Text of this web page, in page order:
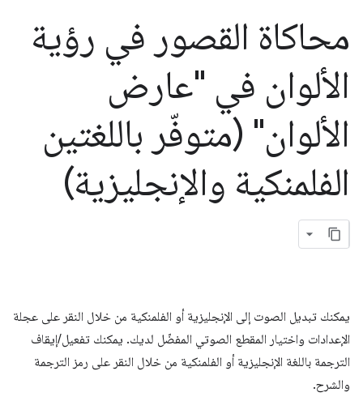
محاكاة القصور في رؤية
الألوان في "عارض
الألوان" (متوفّر باللغتين
الفلمنكية والإنجليزية)
يمكنك تبديل الصوت إلى الإنجليزية أو الفلمنكية من خلال النقر على عجلة
الإعدادات واختيار المقطع الصوتي المفضّل لديك. يمكنك تفعيل/إيقاف
الترجمة باللغة الإنجليزية أو الفلمنكية من خلال النقر على رمز الترجمة
والشرح.